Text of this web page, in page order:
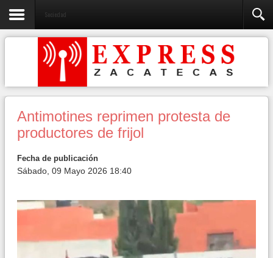
Sociedad
Antimotines reprimen protesta de
productores de frijol
Fecha de publicación
Sábado, 09 Mayo 2026 18:40